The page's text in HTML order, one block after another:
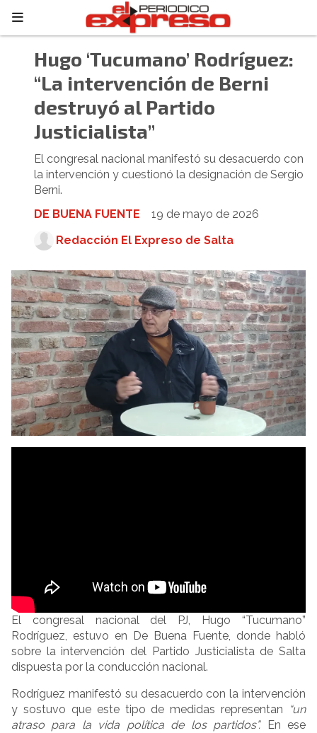
Hugo ‘Tucumano’ Rodríguez:
“La intervención de Berni
destruyó al Partido
Justicialista”
El congresal nacional manifestó su desacuerdo con
la intervención y cuestionó la designación de Sergio
Berni.
DE BUENA FUENTE
19 de mayo de 2026
Redacción El Expreso de Salta
El congresal nacional del PJ, Hugo “Tucumano”
Rodríguez, estuvo en De Buena Fuente, donde habló
sobre la intervención del Partido Justicialista de Salta
dispuesta por la conducción nacional.
Rodríguez manifestó su desacuerdo con la intervención
y sostuvo que este tipo de medidas representan
“un
atraso para la vida política de los partidos”.En ese